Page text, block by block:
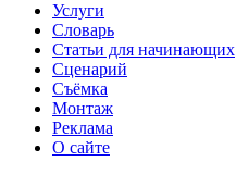
Услуги
Словарь
Статьи для начинающих
Сценарий
Съёмка
Монтаж
Реклама
О сайте